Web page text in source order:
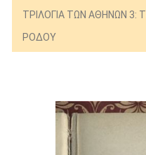
ΤΡΙΛΟΓΙΑ ΤΩΝ ΑΘΗΝΩΝ 3:
ΡΟΔΟΥ